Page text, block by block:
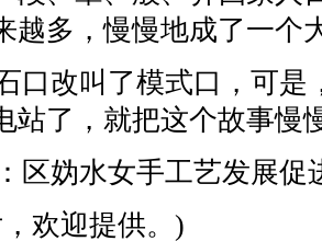
越多，慢慢地成了一个
口改叫了模式口，可是
站了，就把这个故事慢
区妫水女手工艺发展促
欢迎提供。)